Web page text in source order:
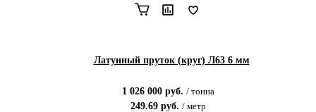
Латунный пруток (круг) Л63 6 мм
1 026 000руб. / тонна
249.69руб. / метр